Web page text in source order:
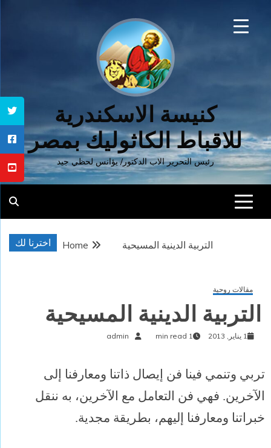
كنيسة الاسكندرية
للاقباط الكاثوليك بمصر
رئيس التحرير الاب الدكتور/ يؤانس لحظي جيد
اخترنا لك Home التربية الدينية المسيحية
مقالات روحية
التربية الدينية المسيحية
1 يناير, 2013 1 min read
admin
تربي وتنمي فينا فن إيصال ذاتنا ومعارفنا إلى
الآخرين. فهي فن التعامل مع الآخرين، به ننقل
خبراتنا ومعارفنا إليهم، بطريقة مجدية.